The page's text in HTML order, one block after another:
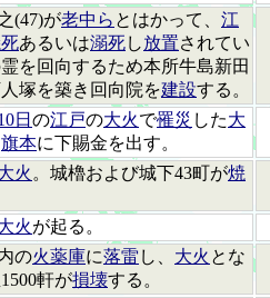
(47)が老中ら とはかって、 江
あるいは溺死し放置されてい
を回向するため本所牛島新田
塚を築き回向院を建設する。
日 の江戸の大火で罹災 した大
旗本に下賜金を出す。
火 。城櫓および城下43町が焼
火が起る。
の火薬庫に落雷 し、 大火 とな
軒が損壊する。